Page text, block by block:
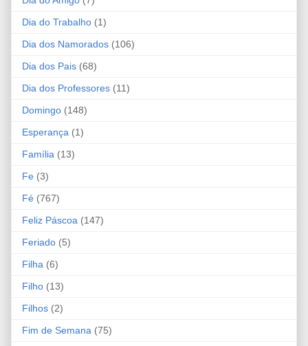
Dia do Trabalho (1)
Dia dos Namorados (106)
Dia dos Pais (68)
Dia dos Professores (11)
Domingo (148)
Esperança (1)
Família (13)
Fe (3)
Fé (767)
Feliz Páscoa (147)
Feriado (5)
Filha (6)
Filho (13)
Filhos (2)
Fim de Semana (75)